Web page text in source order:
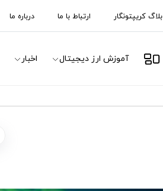
بلاگ کریپتونگار ارتباط با ما درباره ما
آموزش ارز دیجیتال اخبار